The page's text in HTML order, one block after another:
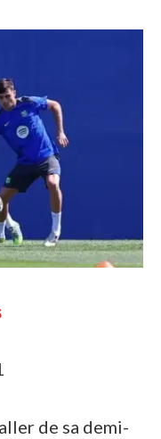
de sa demi-